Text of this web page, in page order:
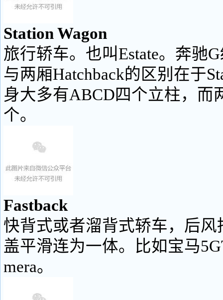
Station Wagon
旅行轿车。也叫Estate。奔驰
与两厢Hatchback的区别在于
身大多有ABCD四个立柱，而
个。
Fastback
快背式或者溜背式轿车，后
盖平滑连为一体。比如宝马
mera。